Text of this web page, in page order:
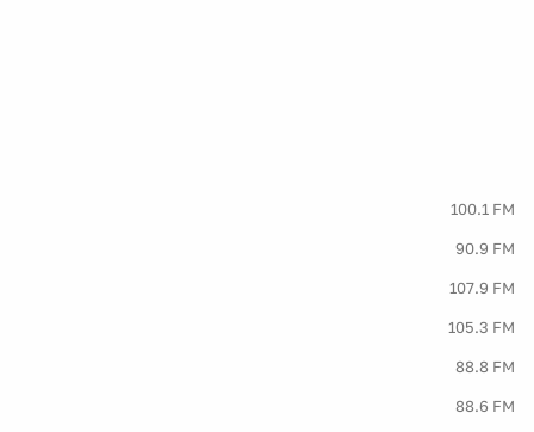
100.1 FM
90.9 FM
107.9 FM
105.3 FM
88.8 FM
88.6 FM